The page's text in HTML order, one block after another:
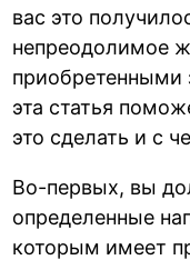
вас это
непреодолимое
эта статья
это сделать и с
Во-первых, вы
определенные
которым имеет